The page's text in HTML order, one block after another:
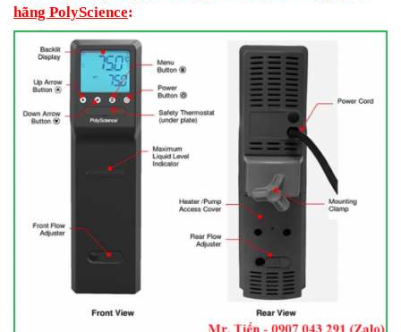
hãng PolyScience: